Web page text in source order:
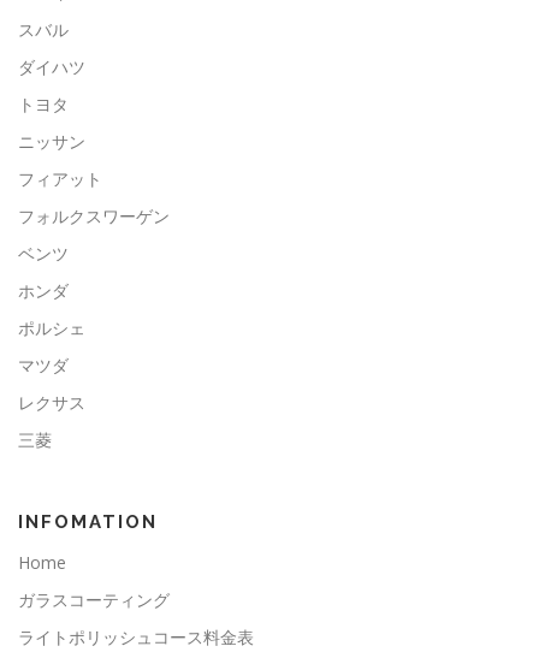
スバル
ダイハツ
トヨタ
ニッサン
フィアット
フォルクスワーゲン
ベンツ
ホンダ
ポルシェ
マツダ
レクサス
三菱
INFOMATION
Home
ガラスコーティング
ライトポリッシュコース料金表